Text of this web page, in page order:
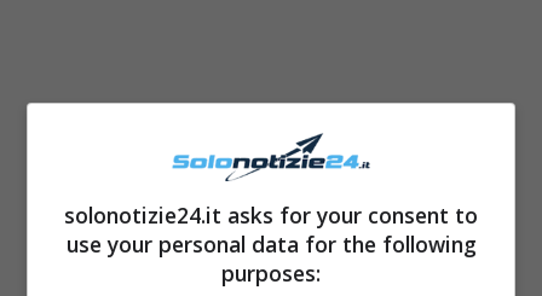
solonotizie24.it asks for your consent to
use your personal data for the following
purposes: